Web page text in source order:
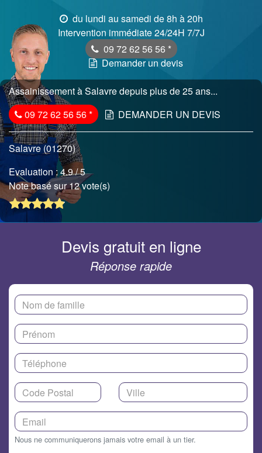
du lundi au samedi de 8h à 20h
Intervention immédiate 24/24H 7/7J
09 72 62 56 56 *
Demander un devis
Assainissement à Salavre depuis plus de 25 ans...
09 72 62 56 56* DEMANDER UN DEVIS
Salavre (01270)
Evaluation :4.9/ 5
Note basé sur 12 vote(s)
Devis gratuit en ligne
Réponse rapide
Nous ne communiquerons jamais votre email à un tier.